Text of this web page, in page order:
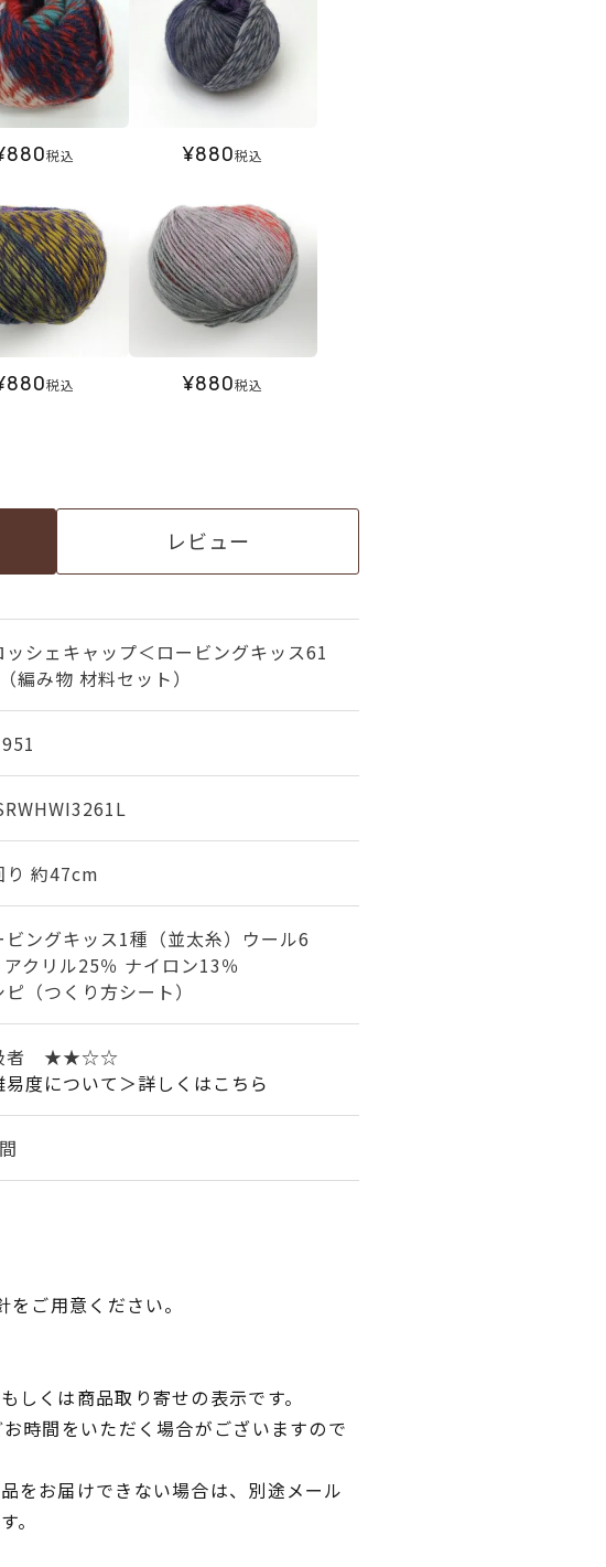
880税込 ¥880税込
880税込 ¥880税込
レビュー
ッシェキャップ＜ロービングキッス61
編み物 材料セット）
り 約47cm
ビングキッス1種（並太糸）ウール6
クリル25％ ナイロン13％
ピ（つくり方シート）
者 ★★☆☆
易度について＞詳しくはこちら
ご用意ください。
くは商品取り寄せの表示です。
時間をいただく場合がございますので
をお届けできない場合は、別途メール
。